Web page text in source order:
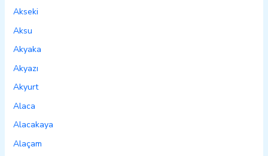
Akseki
Aksu
Akyaka
Akyazı
Akyurt
Alaca
Alacakaya
Alaçam